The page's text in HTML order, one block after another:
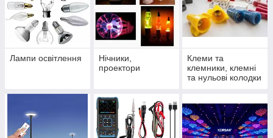
Лампи освітлення
Нічники,
проектори
Клеми та
клемники, клемні
та нульові колодки